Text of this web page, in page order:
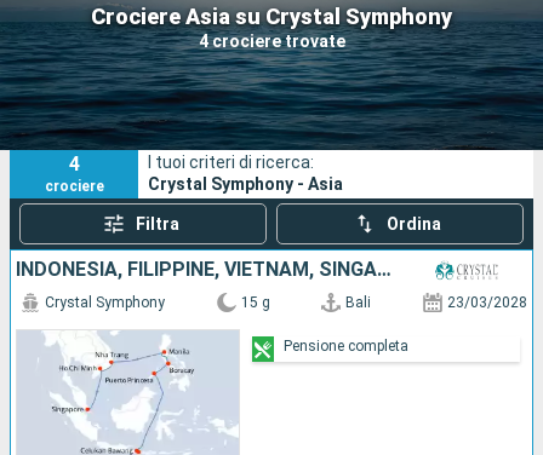
Crociere Asia su Crystal Symphony
4 crociere trovate
Le nostre destinazioni
Mesi di partenza
Porti Compagnie
Ricerca
4
crociere
I tuoi criteri di ricerca:
Crystal Symphony - Asia
Filtra Ordina
INDONESIA, FILIPPINE, VIETNAM, SINGAPORE
Crystal Symphony 15 g Bali 23/03/2028
Pensione completa